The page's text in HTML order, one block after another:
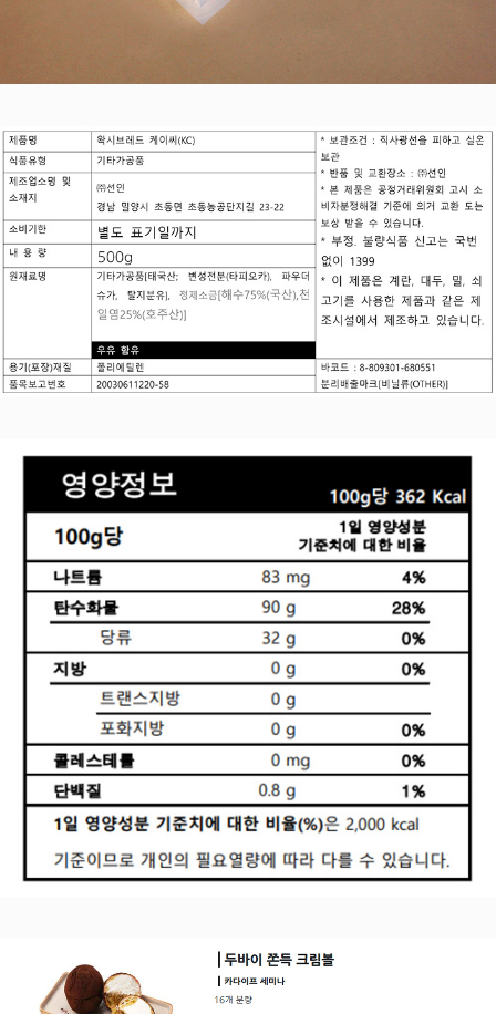
구매